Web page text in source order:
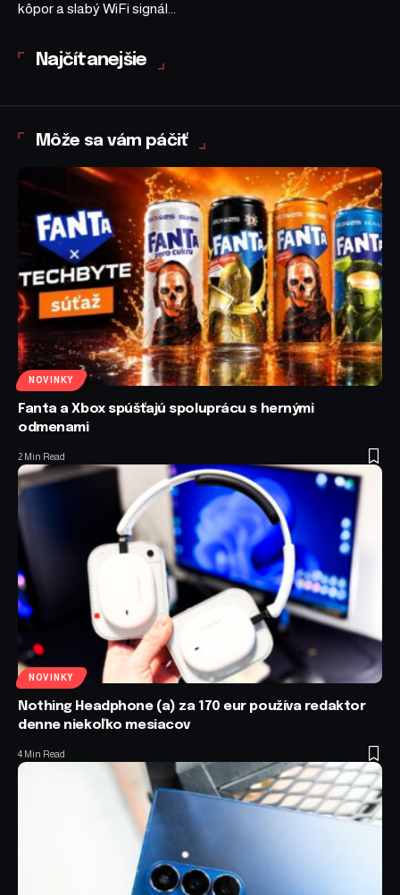
kôpor a slabý WiFi signál...
Najčítanejšie
Môže sa vám páčiť
NOVINKY
Fanta a Xbox spúšťajú spoluprácu s hernými
odmenami
2 Min Read
NOVINKY
Nothing Headphone (a) za 170 eur používa redaktor
denne niekoľko mesiacov
4 Min Read